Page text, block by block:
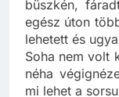
büszkén,
egész úton
lehetett és
Soha nem volt
néha